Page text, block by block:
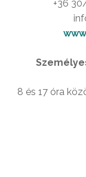
+36
8 és 17 óra